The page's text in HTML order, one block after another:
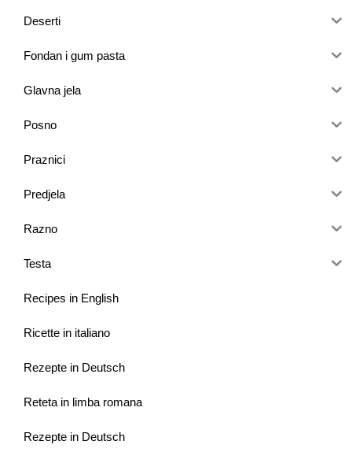
Deserti
Fondan i gum pasta
Glavna jela
Posno
Praznici
Predjela
Razno
Testa
Recipes in English
Ricette in italiano
Rezepte in Deutsch
Reteta in limba romana
Rezepte in Deutsch